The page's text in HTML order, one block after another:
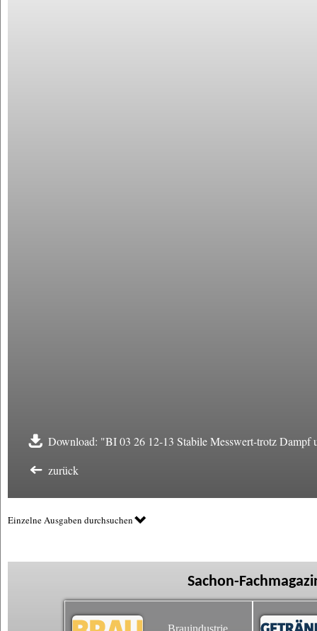
Download: "BI 03 26 12-13 Stabile Messwert-trotz Dampf
zurück
Einzelne Ausgaben durchsuchen
Sachon-
Brauindustrie